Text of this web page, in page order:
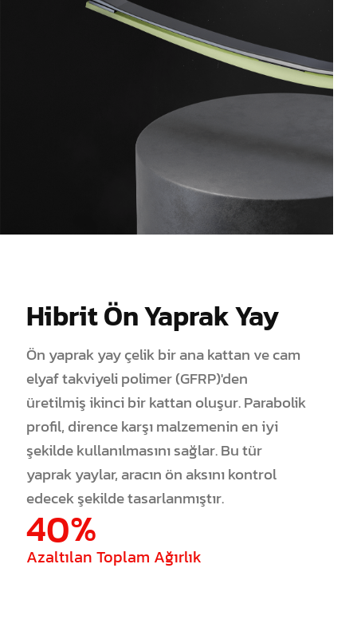
Hibrit Ön Yaprak Yay
Ön yaprak yay çelik bir ana kattan ve cam
elyaf takviyeli polimer (GFRP)'den
üretilmiş ikinci bir kattan oluşur. Parabolik
profil, dirence karşı malzemenin en iyi
şekilde kullanılmasını sağlar. Bu tür
yaprak yaylar, aracın ön aksını kontrol
edecek şekilde tasarlanmıştır.
40%
Azaltılan Toplam Ağırlık